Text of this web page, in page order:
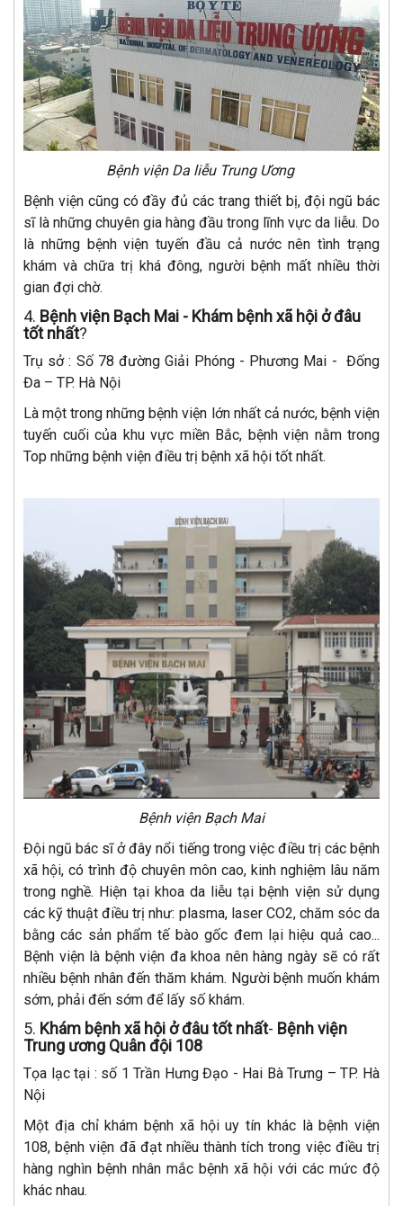
Bệnh viện Da liễu Trung Ương
Bệnh viện cũng có đầy đủ các trang thiết bị, đội ngũ bác
sĩ là những chuyên gia hàng đầu trong lĩnh vực da liễu. Do
là những bệnh viện tuyến đầu cả nước nên tình trạng
khám và chữa trị khá đông, người bệnh mất nhiều thời
gian đợi chờ.
4. Bệnh viện Bạch Mai - Khám bệnh xã hội ở đâu
tốt nhất?
Trụ sở : Số 78 đường Giải Phóng - Phương Mai - Đống
Đa – TP. Hà Nội
Là một trong những bệnh viện lớn nhất cả nước, bệnh viện
tuyến cuối của khu vực miền Bắc, bệnh viện nằm trong
Top những bệnh viện điều trị bệnh xã hội tốt nhất.
Bệnh viện Bạch Mai
Đội ngũ bác sĩ ở đây nổi tiếng trong việc điều trị các bệnh
xã hội, có trình độ chuyên môn cao, kinh nghiệm lâu năm
trong nghề. Hiện tại khoa da liễu tại bệnh viện sử dụng
các kỹ thuật điều trị như: plasma, laser CO2, chăm sóc da
bằng các sản phẩm tế bào gốc đem lại hiệu quả cao...
Bệnh viện là bệnh viện đa khoa nên hàng ngày sẽ có rất
nhiều bệnh nhân đến thăm khám. Người bệnh muốn khám
sớm, phải đến sớm để lấy số khám.
5. Khám bệnh xã hội ở đâu tốt nhất- Bệnh viện
Trung ương Quân đội 108
Tọa lạc tại : số 1 Trần Hưng Đạo - Hai Bà Trưng – TP. Hà
Nội
Một địa chỉ khám bệnh xã hội uy tín khác là bệnh viện
108, bệnh viện đã đạt nhiều thành tích trong việc điều trị
hàng nghìn bệnh nhân mắc bệnh xã hội với các mức độ
khác nhau.